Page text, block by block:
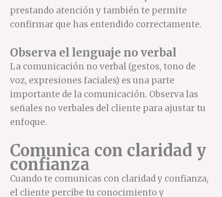
prestando atención y también te permite
confirmar que has entendido correctamente.
Observa el lenguaje no verbal
La comunicación no verbal (gestos, tono de
voz, expresiones faciales) es una parte
importante de la comunicación. Observa las
señales no verbales del cliente para ajustar tu
enfoque.
Comunica con claridad y
confianza
Cuando te comunicas con claridad y confianza,
el cliente percibe tu conocimiento y